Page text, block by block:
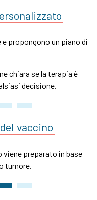
propongono un piano di
chiara se la terapia è
decisione.
del vaccino
preparato in base
tumore.